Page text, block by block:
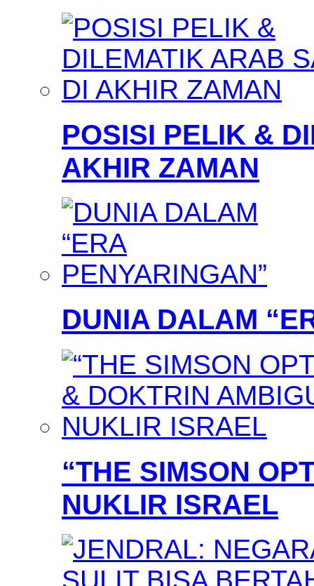
POSISI PELIK &
AKHIR ZAMAN
DUNIA DALAM
“THE SIMSON
NUKLIR ISRAEL